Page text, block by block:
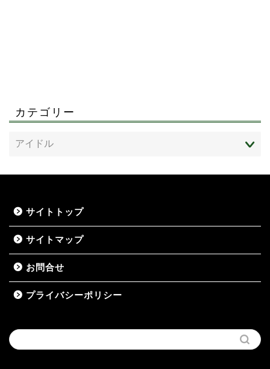
カテゴリー
サイトトップ
サイトマップ
お問合せ
プライバシーポリシー